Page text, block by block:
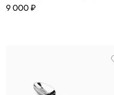
9 000 ₽